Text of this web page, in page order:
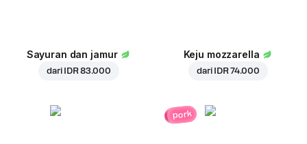
Sayuran dan jamur
dari IDR 83.000
Keju mozzarella
dari IDR 74.000
pork